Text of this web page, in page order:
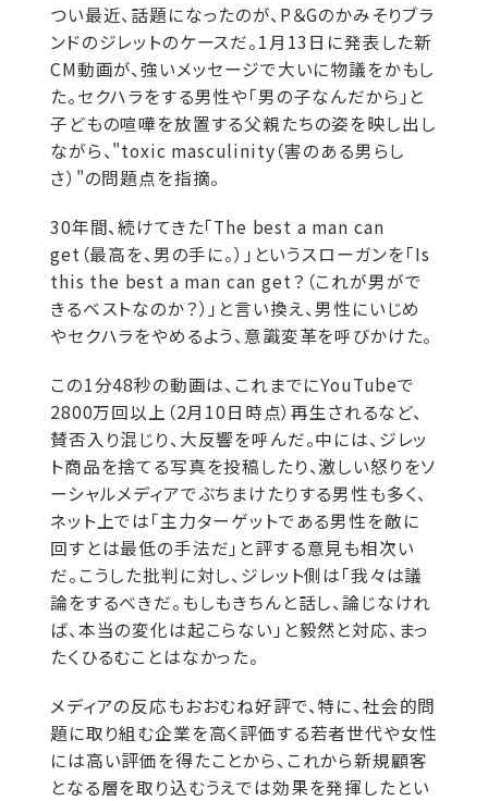
つい最近、話題になったのが、P＆Gのかみそりブラ
ンドのジレットのケースだ。1月13日に発表した新
CM動画が、強いメッセージで大いに物議をかもし
た。セクハラをする男性や「男の子なんだから」と
子どもの喧嘩を放置する父親たちの姿を映し出し
ながら、"toxic masculinity（害のある男らし
さ）"の問題点を指摘。
30年間、続けてきた「The best a man can
get（最高を、男の手に。）」というスローガンを「Is
this the best a man can get？（これが男がで
きるベストなのか？）」と言い換え、男性にいじめ
やセクハラをやめるよう、意識変革を呼びかけた。
この1分48秒の動画は、これまでにYouTubeで
2800万回以上（2月10日時点）再生されるなど、
賛否入り混じり、大反響を呼んだ。中には、ジレッ
ト商品を捨てる写真を投稿したり、激しい怒りをソ
ーシャルメディアでぶちまけたりする男性も多く、
ネット上では「主力ターゲットである男性を敵に
回すとは最低の手法だ」と評する意見も相次い
だ。こうした批判に対し、ジレット側は「我々は議
論をするべきだ。もしもきちんと話し、論じなけれ
ば、本当の変化は起こらない」と毅然と対応、まっ
たくひるむことはなかった。
メディアの反応もおおむね好評で、特に、社会的問
題に取り組む企業を高く評価する若者世代や女性
には高い評価を得たことから、これから新規顧客
となる層を取り込むうえでは効果を発揮したとい